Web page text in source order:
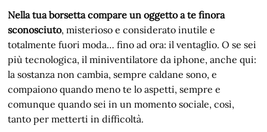
Nella tua borsetta compare un oggetto a te finora
sconosciuto, misterioso e considerato inutile e
totalmente fuori moda… fino ad ora: il ventaglio. O se sei
più tecnologica, il miniventilatore da iphone, anche qui:
la sostanza non cambia, sempre caldane sono, e
compaiono quando meno te lo aspetti, sempre e
comunque quando sei in un momento sociale, così,
tanto per metterti in difficoltà.